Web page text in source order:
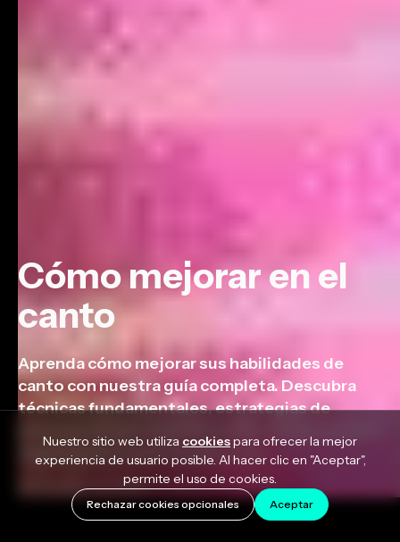
Cómo mejorar en el
canto
Aprenda cómo mejorar sus habilidades de
canto con nuestra guía completa. Descubra
técnicas fundamentales, estrategias de
desbloquear su potencial vocal.
November 22, 2023
Nuestro sitio web utiliza cookiespara ofrecer la mejor
experiencia de usuario posible. Al hacer clic en "Aceptar",
permite el uso de cookies.
Rechazar cookies opcionales Aceptar